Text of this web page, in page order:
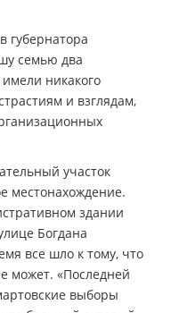
семью два
никакого
и взглядам,
участок
местонахождение.
здании
Богдана
все шло к тому, что
может. «Последней
выборы